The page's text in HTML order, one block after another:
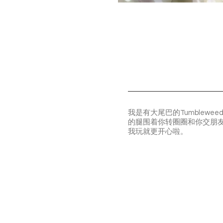
我是有大尾巴的
的腿围着你转圈圈和你交朋
我玩就更开心啦。